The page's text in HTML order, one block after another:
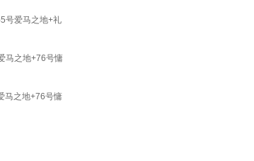
号爱马之地+礼
马之地+76号慵
马之地+76号慵